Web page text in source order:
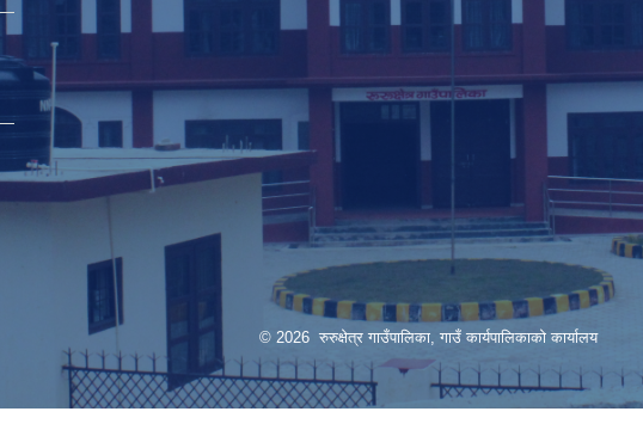
© 2026 रुरुक्षेत्र गाउँपालिका, गाउँ कार्यपालिकाको कार्यालय